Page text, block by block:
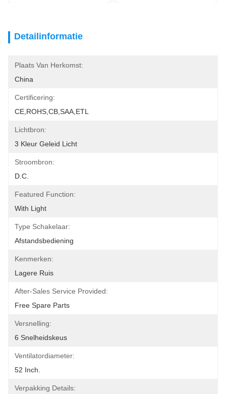
Detailinformatie
Plaats Van Herkomst:
China
Certificering:
CE,ROHS,CB,SAA,ETL
Lichtbron:
3 Kleur Geleid Licht
Stroombron:
D.C.
Featured Function:
With Light
Type Schakelaar:
Afstandsbediening
Kenmerken:
Lagere Ruis
After-Sales Service Provided:
Free Spare Parts
Versnelling:
6 Snelheidskeus
Ventilatordiameter:
52 Inch.
Verpakking Details: